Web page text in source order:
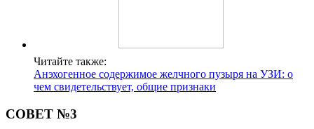
Читайте также:
Анэхогенное содержимое желчного пузыря на УЗИ: о
чем свидетельствует, общие признаки
СОВЕТ №3